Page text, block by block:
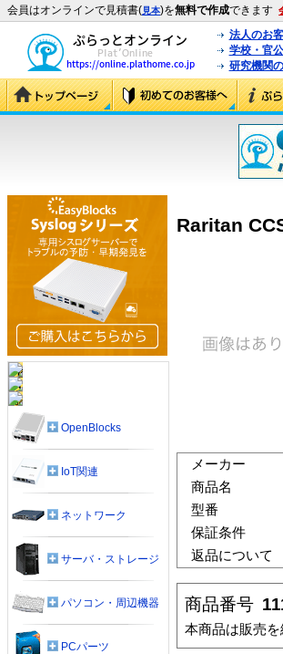
会員はオンラインで見積書(見本)を無料で作成できます
法人のお
学校・官
研究機関
Raritan
メーカー
商品名
型番
保証条件
返品について
商品番号
本商品は販売
OpenBlocks
IoT関連
ネットワーク
サーバ・ストレージ
パソコン・周辺機器
PCパーツ